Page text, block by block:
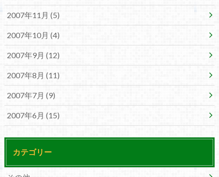
2007年11月 (5)
2007年10月 (4)
2007年9月 (12)
2007年8月 (11)
2007年7月 (9)
2007年6月 (15)
カテゴリー